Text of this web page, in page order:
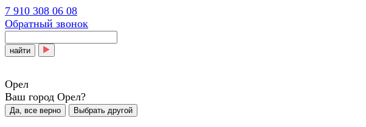
7 910 308 06 08
Обратный звонок
найти
Орел
Ваш город Орел?
Да, все верно Выбрать другой